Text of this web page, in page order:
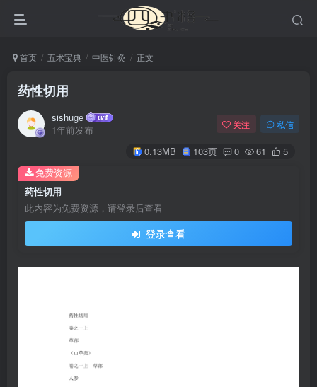
首页 五术宝典 中医针灸 正文
药性切用
sishuge
1年前发布
关注 私信
0.13MB 103页 0 61 5
药性切用
此内容为免费资源，请登录后查看
登录查看
免费资源